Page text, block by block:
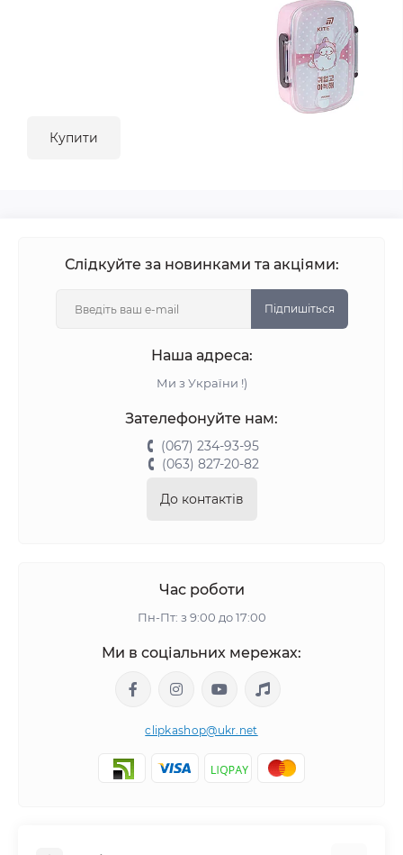
Купити
Слідкуйте за новинками та акціями:
Підпишіться
Наша адреса:
Ми з України !)
Зателефонуйте нам:
(067) 234-93-95
(063) 827-20-82
До контактів
Час роботи
Пн-Пт: з 9:00 до 17:00
Ми в соціальних мережах:
clipkashop@ukr.net